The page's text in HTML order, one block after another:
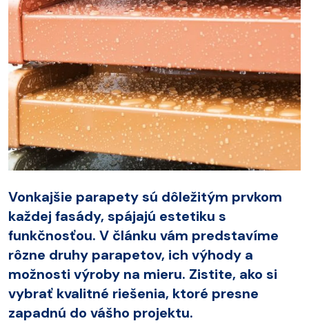
Vonkajšie parapety sú dôležitým prvkom
každej fasády, spájajú estetiku s
funkčnosťou. V článku vám predstavíme
rôzne druhy parapetov, ich výhody a
možnosti výroby na mieru. Zistite, ako si
vybrať kvalitné riešenia, ktoré presne
zapadnú do vášho projektu.